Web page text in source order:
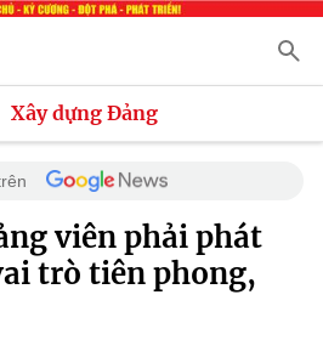
Xây dựng Đảng
viên phải phát
trò tiên phong,